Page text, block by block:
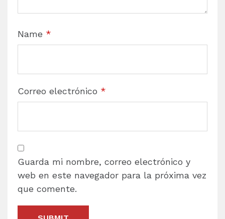
Name *
Correo electrónico *
Guarda mi nombre, correo electrónico y
web en este navegador para la próxima vez
que comente.